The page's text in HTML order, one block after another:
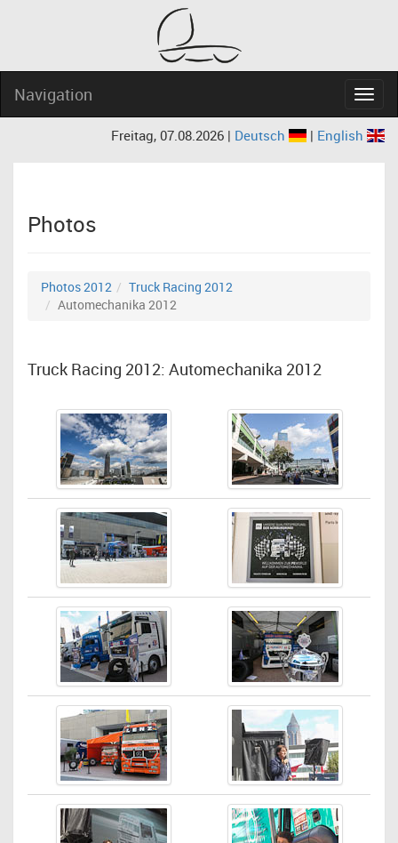
Navigation
Freitag, 07.08.2026 | Deutsch | English
Photos
Photos 2012
Truck Racing 2012
Automechanika 2012
Truck Racing 2012: Automechanika 2012